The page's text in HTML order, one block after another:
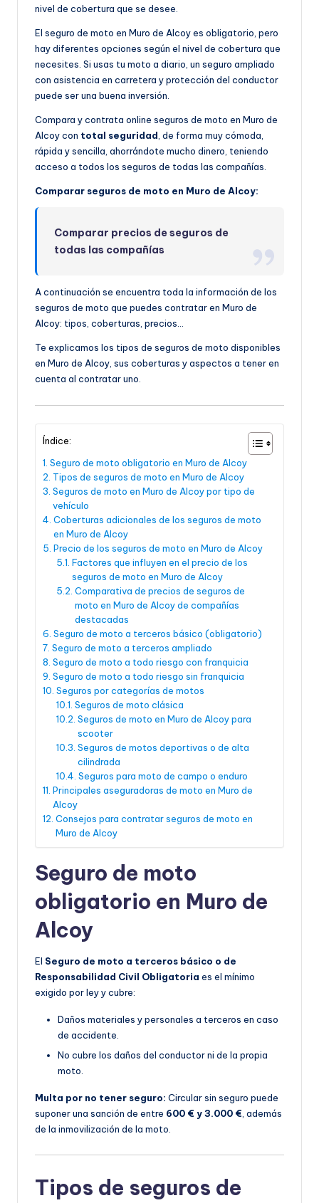
nivel de cobertura que se desee.
El seguro de moto en Muro de Alcoy es obligatorio, pero
hay diferentes opciones según el nivel de cobertura que
necesites. Si usas tu moto a diario, un seguro ampliado
con asistencia en carretera y protección del conductor
puede ser una buena inversión.
Compara y contrata online seguros de moto en Muro de
Alcoy con total seguridad, de forma muy cómoda,
rápida y sencilla, ahorrándote mucho dinero, teniendo
acceso a todos los seguros de todas las compañías.
Comparar seguros de moto en Muro de Alcoy:
Comparar precios de seguros de
todas las compañías
A continuación se encuentra toda la información de los
seguros de moto que puedes contratar en Muro de
Alcoy: tipos, coberturas, precios…
Te explicamos los tipos de seguros de moto disponibles
en Muro de Alcoy, sus coberturas y aspectos a tener en
cuenta al contratar uno.
Índice:
Seguro de moto obligatorio en Muro de Alcoy
Tipos de seguros de moto en Muro de Alcoy
Seguros de moto en Muro de Alcoy por tipo de
vehículo
Coberturas adicionales de los seguros de moto
en Muro de Alcoy
Precio de los seguros de moto en Muro de Alcoy
Factores que influyen en el precio de los
seguros de moto en Muro de Alcoy
Comparativa de precios de seguros de
moto en Muro de Alcoy de compañías
destacadas
Seguro de moto a terceros básico (obligatorio)
Seguro de moto a terceros ampliado
Seguro de moto a todo riesgo con franquicia
Seguro de moto a todo riesgo sin franquicia
Seguros por categorías de motos
Seguros de moto clásica
Seguros de moto en Muro de Alcoy para
scooter
Seguros de motos deportivas o de alta
cilindrada
Seguros para moto de campo o enduro
Principales aseguradoras de moto en Muro de
Alcoy
Consejos para contratar seguros de moto en
Muro de Alcoy
Seguro de moto
obligatorio en Muro de
Alcoy
El Seguro de moto a terceros básico o de
Responsabilidad Civil Obligatoria es el mínimo
exigido por ley y cubre:
Daños materiales y personales a terceros en caso
de accidente.
No cubre los daños del conductor ni de la propia
moto.
Multa por no tener seguro: Circular sin seguro puede
suponer una sanción de entre 600 € y 3.000 € , además
de la inmovilización de la moto.
Tipos de seguros de